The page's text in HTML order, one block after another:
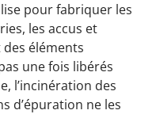
pour fabriquer les
les accus et
éléments
une fois libérés
l’incinération des
d’épuration ne les